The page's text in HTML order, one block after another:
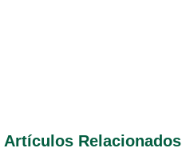
Artículos Relacionados